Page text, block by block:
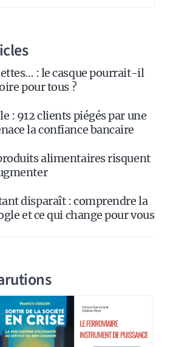
: le casque pourrait-il
pour tous ?
: 912 clients piégés par une
la confiance bancaire
alimentaires risquent
disparaît : comprendre la
et ce qui change pour vous